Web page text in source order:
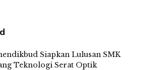
Siapkan Lulusan SMK
Teknologi Serat Optik